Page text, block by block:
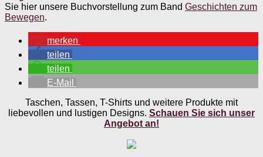
Sie hier unsere Buchvorstellung zum Band Geschichten zum
Bewegen.
merken
teilen
teilen
E-Mail
Taschen, Tassen, T-Shirts und weitere Produkte mit
liebevollen und lustigen Designs. Schauen Sie sich unser
Angebot an!